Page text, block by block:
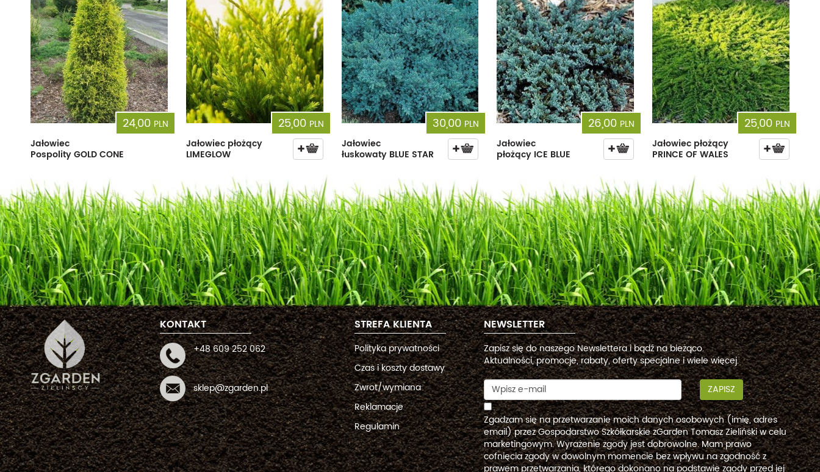
24,00 PLN
Jałowiec
Pospolity GOLD CONE
25,00 PLN
Jałowiec płożący
LIMEGLOW
30,00 PLN
Jałowiec
łuskowaty BLUE STAR
26,00 PLN
Jałowiec
płożący ICE BLUE
25,00 PLN
Jałowiec płożący
PRINCE OF WALES
KONTAKT
+48 609 252 062
sklep@zgarden.pl
STREFA KLIENTA
Polityka prywatności
Czas i koszty dostawy
Zwrot/wymiana
Reklamacje
Regulamin
NEWSLETTER
Zapisz się do naszego Newslettera i bądź na bieżąco.
Aktualności, promocje, rabaty, oferty specjalne i wiele więcej.
ZAPISZ
Zgadzam się na przetwarzanie moich danych osobowych (imię, adres
email) przez Gospodarstwo Szkółkarskie zGarden Tomasz Zieliński w celu
marketingowym. Wyrażenie zgody jest dobrowolne. Mam prawo
cofnięcia zgody w dowolnym momencie bez wpływu na zgodność z
prawem przetwarzania, którego dokonano na podstawie zgody przed jej